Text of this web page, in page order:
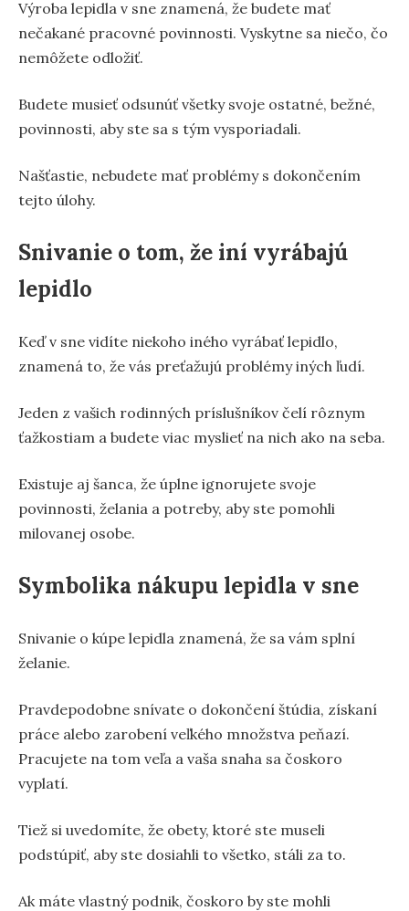
Výroba lepidla v sne znamená, že budete mať
nečakané pracovné povinnosti. Vyskytne sa niečo, čo
nemôžete odložiť.
Budete musieť odsunúť všetky svoje ostatné, bežné,
povinnosti, aby ste sa s tým vysporiadali.
Našťastie, nebudete mať problémy s dokončením
tejto úlohy.
Snivanie o tom, že iní vyrábajú
lepidlo
Keď v sne vidíte niekoho iného vyrábať lepidlo,
znamená to, že vás preťažujú problémy iných ľudí.
Jeden z vašich rodinných príslušníkov čelí rôznym
ťažkostiam a budete viac myslieť na nich ako na seba.
Existuje aj šanca, že úplne ignorujete svoje
povinnosti, želania a potreby, aby ste pomohli
milovanej osobe.
Symbolika nákupu lepidla v sne
Snivanie o kúpe lepidla znamená, že sa vám splní
želanie.
Pravdepodobne snívate o dokončení štúdia, získaní
práce alebo zarobení veľkého množstva peňazí.
Pracujete na tom veľa a vaša snaha sa čoskoro
vyplatí.
Tiež si uvedomíte, že obety, ktoré ste museli
podstúpiť, aby ste dosiahli to všetko, stáli za to.
Ak máte vlastný podnik, čoskoro by ste mohli